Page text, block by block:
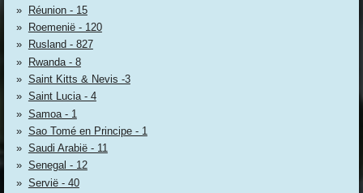
Réunion - 15
Roemenië - 120
Rusland - 827
Rwanda - 8
Saint Kitts & Nevis -3
Saint Lucia - 4
Samoa - 1
Sao Tomé en Principe - 1
Saudi Arabië - 11
Senegal - 12
Servië - 40